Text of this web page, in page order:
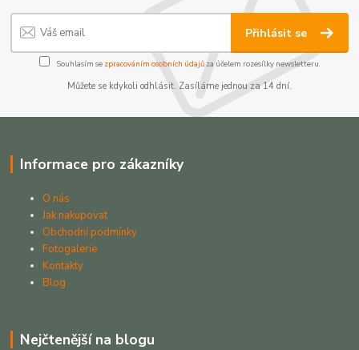
Přihlásit se
Souhlasím se zpracováním osobních údajůza účelem rozesílky newsletteru.
Můžete se kdykoli odhlásit. Zasíláme jednou za 14 dní.
Informace pro zákazníky
O nás
Jak nakupovat
Obchodní podmínky
Fotogalerie
Kontakty
Blog
Nejčtenější na blogu